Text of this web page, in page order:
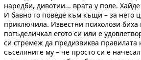
наредби, дивотии... врата у поле.
И бавно го поведе към къщи – за него
приключила. Известни психолози биха
погъделичкал егото си или е
си стремеж да предизвиква правилата
съселяните му – че просто си е